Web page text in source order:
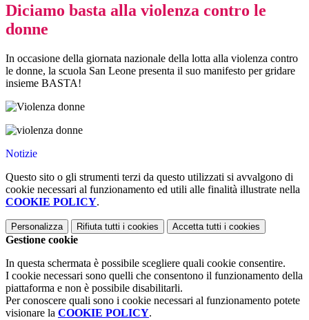
Diciamo basta alla violenza contro le
donne
In occasione della giornata nazionale della lotta alla violenza contro
le donne, la scuola San Leone presenta il suo manifesto per gridare
insieme BASTA!
Notizie
Questo sito o gli strumenti terzi da questo utilizzati si avvalgono di
cookie necessari al funzionamento ed utili alle finalità illustrate nella
COOKIE POLICY.
Personalizza Rifiuta tutti i cookies Accetta tutti i cookies
Gestione cookie
In questa schermata è possibile scegliere quali cookie consentire.
I cookie necessari sono quelli che consentono il funzionamento della
piattaforma e non è possibile disabilitarli.
Per conoscere quali sono i cookie necessari al funzionamento potete
visionare la COOKIE POLICY.